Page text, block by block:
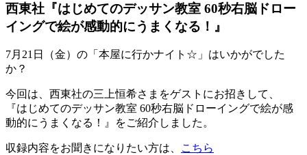
西東社『はじめてのデッサン教室 60秒右脳ドロー
イングで絵が感動的にうまくなる！』
7月21日（金）の「本屋に行かナイト☆」はいかがでした
か？
今回は、西東社の三上恒希さまをゲストにお招きして、
『はじめてのデッサン教室 60秒右脳ドローイングで絵が感
動的にうまくなる！』をご紹介しました。
収録内容をお聞きになりたい方は、 こちら